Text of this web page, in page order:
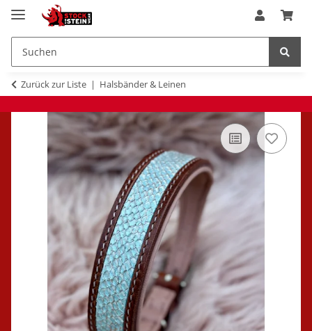
Zurück zur Liste Halsbänder & Leinen